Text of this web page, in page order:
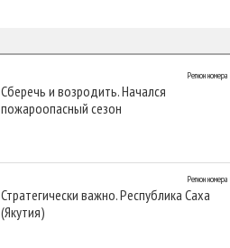
Регион номера
Сберечь и возродить. Начался
пожароопасный сезон
Регион номера
Стратегически важно. Республика Саха
(Якутия)